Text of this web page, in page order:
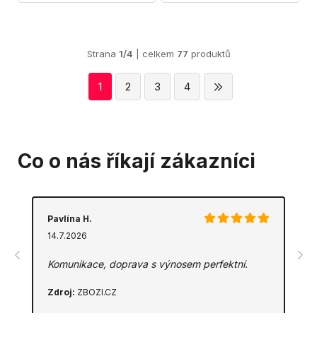
Strana 1/4 | celkem 77 produktů
1 2 3 4
Co o nás říkají zákazníci
Pavlína H.
14.7.2026
Komunikace, doprava s výnosem perfektní.
Zdroj: ZBOZI.CZ